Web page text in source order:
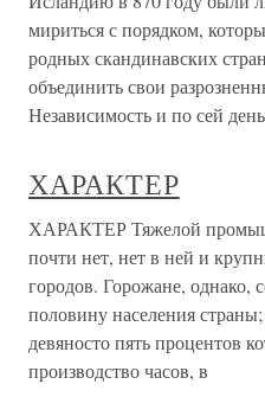
мириться с порядком,
родных скандинавских
объединить свои
Независимость и по сей день
ХАРАКТЕР
ХАРАКТЕР Тяжелой
почти нет, нет в ней и
городов. Горожане, однако,
половину населения
девяносто пять процентов
производство часов, в